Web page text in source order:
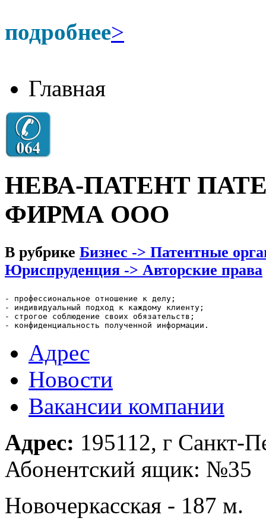
подробнее>
Главная
НЕВА-ПАТЕНТ
ФИРМА ООО
В рубрике Бизнес -> Патентные
Юриспруденция -> Авторские права
- профессиональное отношение к делу;
- индивидуальный подход к каждому клиенту;
- строгое соблюдение своих обязательств;
- конфиденциальность полученной информации.
Адрес
Новости
Вакансии компании
Адрес: 195112, г Санкт-
Абонентский ящик: №35
Новочеркасская - 187 м.